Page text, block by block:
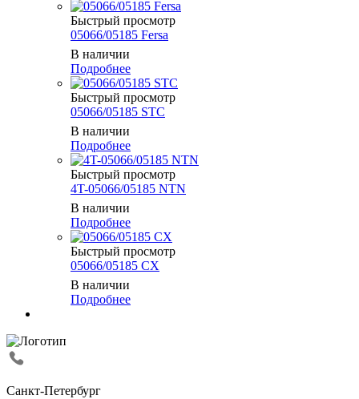
Быстрый просмотр
05066/05185 Fersa
В наличии
Подробнее
Быстрый просмотр
05066/05185 STC
В наличии
Подробнее
Быстрый просмотр
4T-05066/05185 NTN
В наличии
Подробнее
Быстрый просмотр
05066/05185 CX
В наличии
Подробнее
Санкт-Петербург